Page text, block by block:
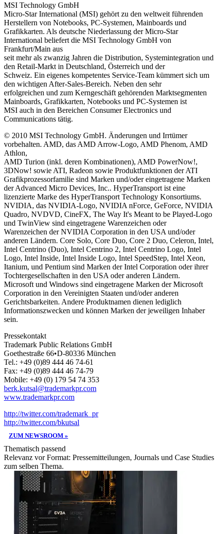
MSI Technology GmbH
Micro-Star International (MSI) gehört zu den weltweit führenden
Herstellern von Notebooks, PC-Systemen, Mainboards und
Grafikkarten. Als deutsche Niederlassung der Micro-Star
International beliefert die MSI Technology GmbH von
Frankfurt/Main aus
seit mehr als zwanzig Jahren die Distribution, Systemintegration und
den Retail-Markt in Deutschland, Österreich und der
Schweiz. Ein eigenes kompetentes Service-Team kümmert sich um
den wichtigen After-Sales-Bereich. Neben den sehr
erfolgreichen und zum Kerngeschäft gehörenden Marktsegmenten
Mainboards, Grafikkarten, Notebooks und PC-Systemen ist
MSI auch in den Bereichen Consumer Electronics und
Communications tätig.
© 2010 MSI Technology GmbH. Änderungen und Irrtümer
vorbehalten. AMD, das AMD Arrow-Logo, AMD Phenom, AMD
Athlon,
AMD Turion (inkl. deren Kombinationen), AMD PowerNow!,
3DNow! sowie ATI, Radeon sowie Produktfunktionen der ATI
Grafikprozessorfamilie sind Marken und/oder eingetragene Marken
der Advanced Micro Devices, Inc.. HyperTransport ist eine
lizenzierte Marke des HyperTransport Technology Konsortiums.
NVIDIA, das NVIDIA-Logo, NVIDIA nForce, GeForce, NVIDIA
Quadro, NVDVD, CineFX, The Way It's Meant to be Played-Logo
und TwinView sind eingetragene Warenzeichen oder
Warenzeichen der NVIDIA Corporation in den USA und/oder
anderen Ländern. Core Solo, Core Duo, Core 2 Duo, Celeron, Intel,
Intel Centrino (Duo), Intel Centrino 2, Intel Centrino Logo, Intel
Logo, Intel Inside, Intel Inside Logo, Intel SpeedStep, Intel Xeon,
Itanium, und Pentium sind Marken der Intel Corporation oder ihrer
Tochtergesellschaften in den USA oder anderen Ländern.
Microsoft und Windows sind eingetragene Marken der Microsoft
Corporation in den Vereinigten Staaten und/oder anderen
Gerichtsbarkeiten. Andere Produktnamen dienen lediglich
Informationszwecken und können Marken der jeweiligen Inhaber
sein.
Pressekontakt
Trademark Public Relations GmbH
Goethestraße 66•D-80336 München
Tel.: +49 (0)89 444 46 74-61
Fax: +49 (0)89 444 46 74-79
Mobile: +49 (0) 179 54 74 353
berk.kutsal@trademarkpr.com
www.trademarkpr.com
http://twitter.com/trademark_pr
http://twitter.com/bkutsal
ZUM NEWSROOM »
Thematisch passend
Relevanz vor Format: Pressemitteilungen, Journals und Case Studies
zum selben Thema.